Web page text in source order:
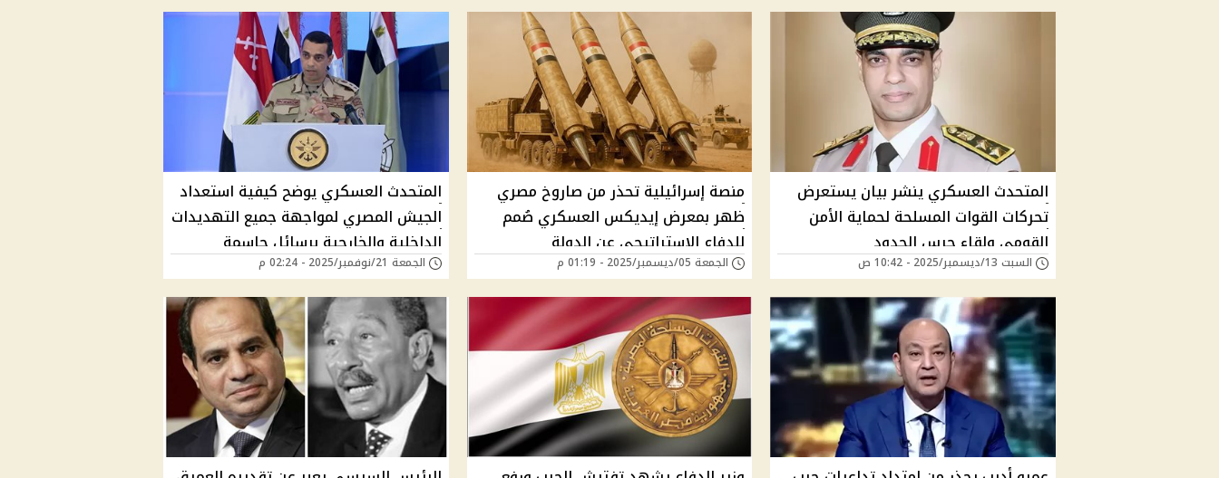
المتحدث العسكري ينشر بيان يستعرض
تحركات القوات المسلحة لحماية الأمن
القومي ولقاء حرس الحدود
السبت 13/ديسمبر/2025 - 10:42 ص
منصة إسرائيلية تحذر من صاروخ مصري
ظهر بمعرض إيديكس العسكري صُمم
للدفاع الإستراتيجي عن الدولة
الجمعة 05/ديسمبر/2025 - 01:19 م
المتحدث العسكري يوضح كيفية استعداد
الجيش المصري لمواجهة جميع التهديدات
الداخلية والخارجية برسائل حاسمة
"فيديو"
الجمعة 21/نوفمبر/2025 - 02:24 م